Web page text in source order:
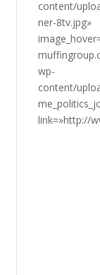
content/
ner-8tv.jpg»
wp-
content/
link=»http://